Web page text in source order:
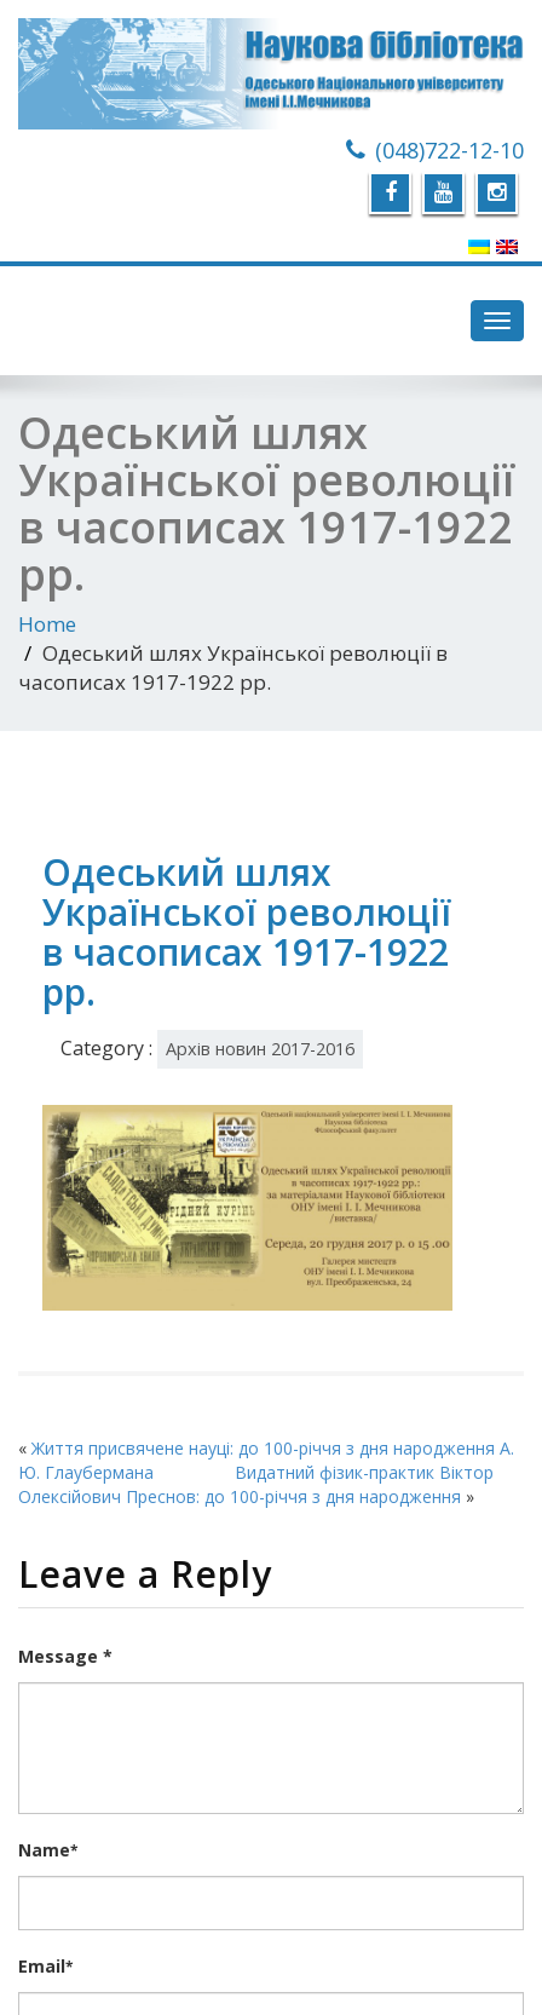
(048)722-12-10
Одеський шлях
Української революції
в часописах 1917-1922
рр.
Home
Одеський шлях Української революції в
часописах 1917-1922 рр.
Одеський шлях
Української революції
в часописах 1917-1922
рр.
Category : Архів новин 2017-2016
« Життя присвячене науці: до 100-річчя з дня народження А.
Ю. Глаубермана
Видатний фізик-практик Віктор
Олексійович Преснов: до 100-річчя з дня народження »
Leave a Reply
Message *
Name*
Email*